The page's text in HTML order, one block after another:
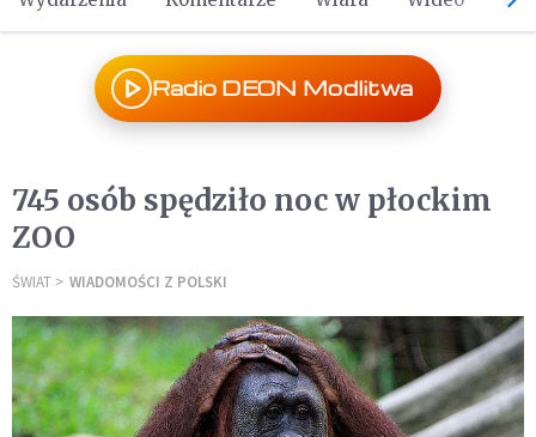
Radio DEON Modlitwa
745 osób spędziło noc w płockim
ZOO
ŚWIAT WIADOMOŚCI Z POLSKI